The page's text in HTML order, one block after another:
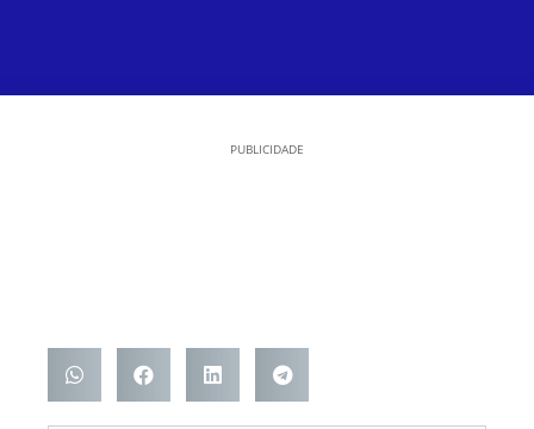
PUBLICIDADE